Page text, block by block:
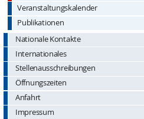
Veranstaltungskalender
Publikationen
Nationale Kontakte
Internationales
Stellenausschreibungen
Öffnungszeiten
Anfahrt
Impressum